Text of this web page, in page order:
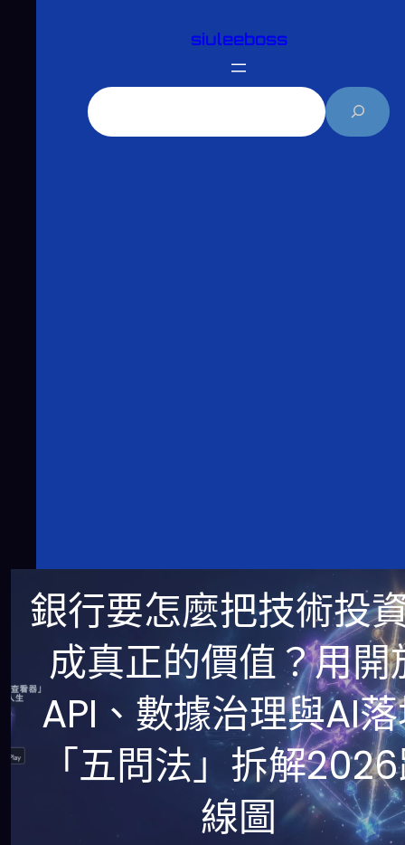
siuleeboss
銀行要怎麼把技術投
成真正的價值？用開
API、數據治理與AI
「五問法」拆解
線圖